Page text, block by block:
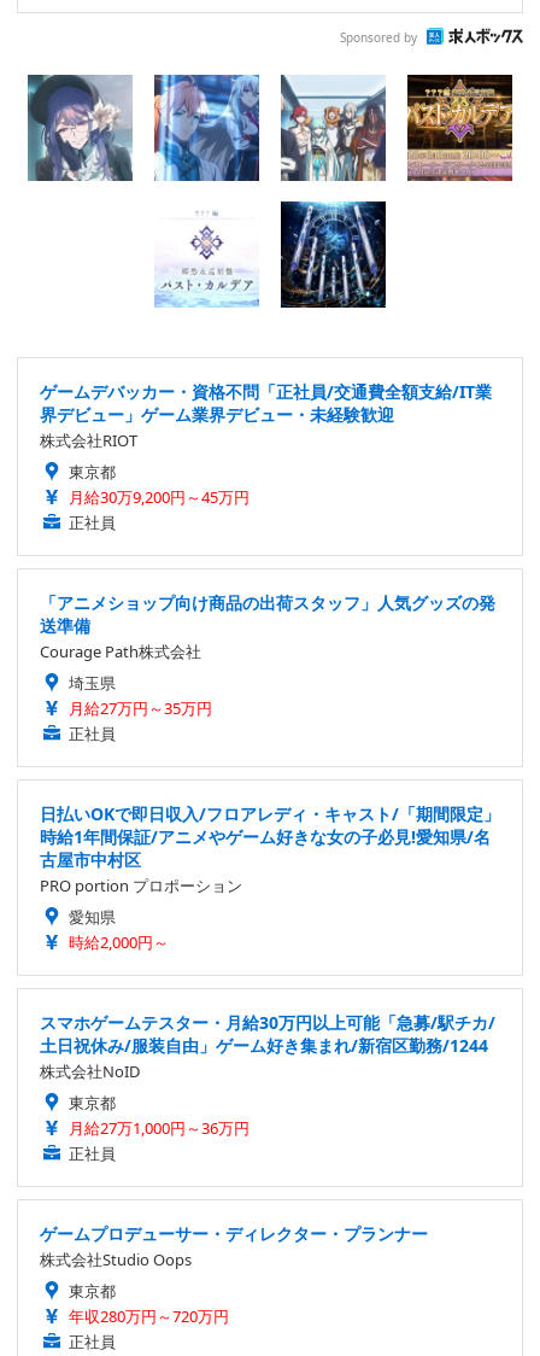
Sponsored by
ゲームデバッカー・資格不問「正社員/交通費全額支給/IT業
界デビュー」ゲーム業界デビュー・未経験歓迎
株式会社RIOT
東京都
月給30万9,200円～45万円
正社員
「アニメショップ向け商品の出荷スタッフ」人気グッズの発
送準備
Courage Path株式会社
埼玉県
月給27万円～35万円
正社員
日払いOKで即日収入/フロアレディ・キャスト/「期間限定」
時給1年間保証/アニメやゲーム好きな女の子必見!愛知県/名
古屋市中村区
PRO portion プロポーション
愛知県
時給2,000円～
スマホゲームテスター・月給30万円以上可能「急募/駅チカ/
土日祝休み/服装自由」ゲーム好き集まれ/新宿区勤務/1244
株式会社NoID
東京都
月給27万1,000円～36万円
正社員
ゲームプロデューサー・ディレクター・プランナー
株式会社Studio Oops
東京都
年収280万円～720万円
正社員